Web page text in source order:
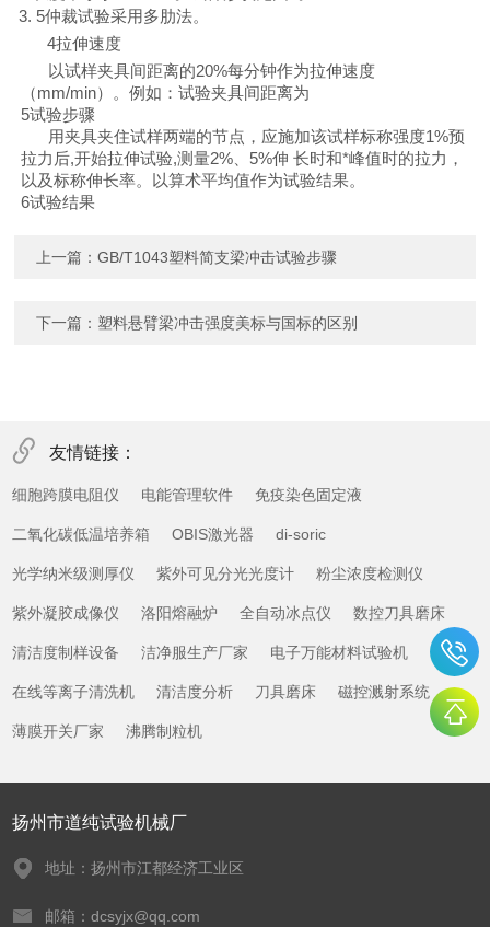
3. 5仲裁试验采用多肋法。
4拉伸速度
以试样夹具间距离的20%每分钟作为拉伸速度
（mm/min）
。例如：试验夹具间距离为
5试验步骤
用夹具夹住试样两端的节点，应施加该试样标称强度1%预
拉力后,开始拉伸试验,测量2%、 5%伸 长时和*峰值时的拉力，
以及标称伸长率。以算术平均值作为试验结果。
6试验结果
上一篇：GB/T1043塑料简支梁冲击试验步骤
下一篇： 塑料悬臂梁冲击强度美标与国标的区别
友情链接：
细胞跨膜电阻仪 电能管理软件 免疫染色固定液
二氧化碳低温培养箱 OBIS激光器 di-soric
光学纳米级测厚仪 紫外可见分光光度计 粉尘浓度检测仪
紫外凝胶成像仪 洛阳熔融炉 全自动冰点仪 数控刀具磨床
清洁度制样设备 洁净服生产厂家 电子万能材料试验机
在线等离子清洗机 清洁度分析 刀具磨床 磁控溅射系统
薄膜开关厂家 沸腾制粒机
扬州市道纯试验机械厂
地址：扬州市江都经济工业区
邮箱：dcsyjx@qq.com